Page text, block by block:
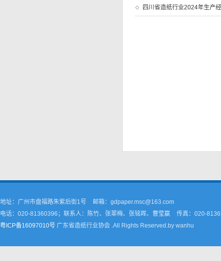
四川省造纸行业2024年生产
地址：广州市盘福路朱紫后街1号
邮箱：gdpaper.msc@163.com
电话：020-81360396；联系人：陈竹、张翠梅、张铭晖、曹莹嬴
传真：020-
粤ICP备16097010号 广东省造纸行业协会 .All Rights Reserved.by wanhu